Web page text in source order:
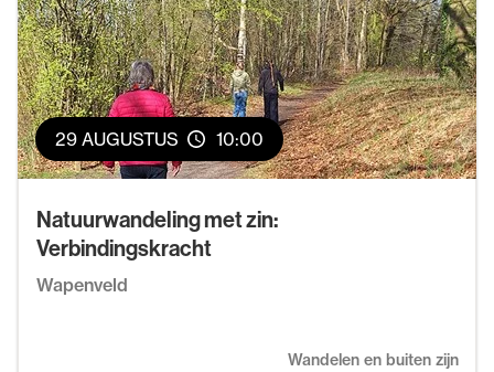
29 AUGUSTUS 10:00
Natuurwandeling met zin:
Verbindingskracht
Wapenveld
Wandelen en buiten zijn